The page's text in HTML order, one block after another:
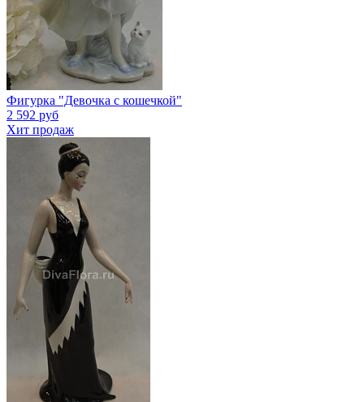
Фигурка "Девочка с кошечкой"
2 592 руб
Хит продаж